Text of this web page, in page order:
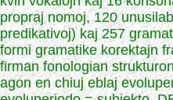
propraj nomoj, 120
predikativoj) kaj 257
formi gramatike korektajn
firman fonologian
agon en chiuj eblaj